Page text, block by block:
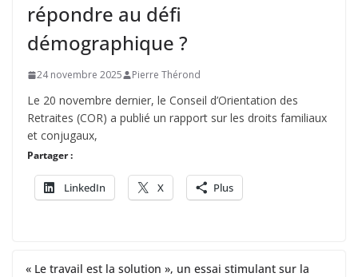
répondre au défi
démographique ?
24 novembre 2025 Pierre Thérond
Le 20 novembre dernier, le Conseil d’Orientation des
Retraites (COR) a publié un rapport sur les droits familiaux
et conjugaux,
Partager :
LinkedIn X Plus
« Le travail est la solution », un essai stimulant sur la